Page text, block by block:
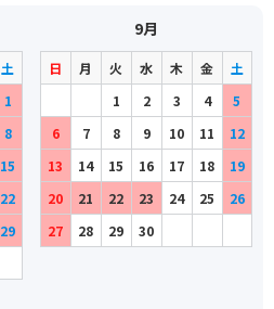
土
1
8
15
22
29
9月
日 月 火 水 木 金
土
1
2 3 4
5
6
7 8 9 10 11
12
13
14 15 16 17 18
19
20
21 22 23 24 25
26
27
28 29 30